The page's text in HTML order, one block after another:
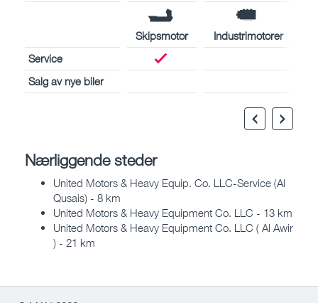
Skipsmotor
Industrimotorer
Service
Salg av nye biler
Nærliggende steder
United Motors & Heavy Equip. Co. LLC-Service (Al
Qusais) - 8 km
United Motors & Heavy Equipment Co. LLC - 13 km
United Motors & Heavy Equipment Co. LLC ( Al Awir
) - 21 km